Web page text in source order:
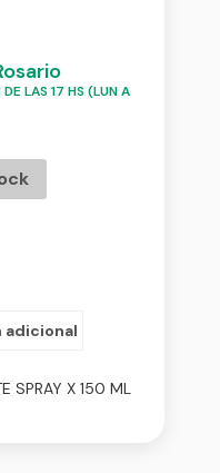
LAS 17 HS (LUN A
adicional
SPRAY X 150 ML